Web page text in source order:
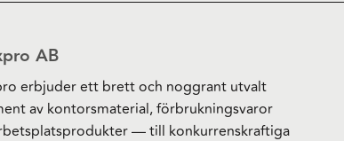
AB
erbjuder ett brett och noggrant utvalt
av kontorsmaterial, förbrukningsvaror
— till konkurrenskraftiga